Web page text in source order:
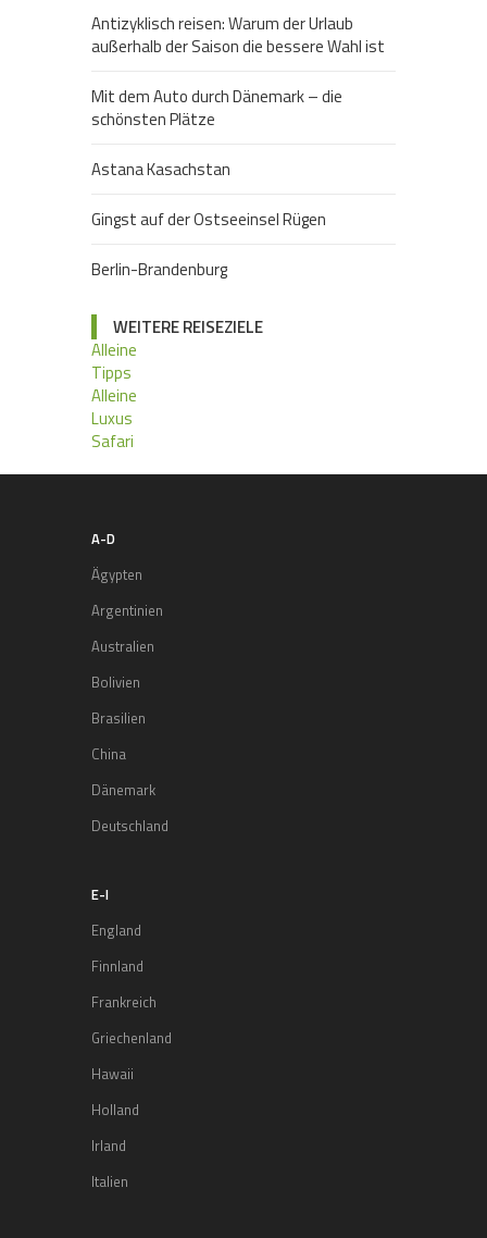
Antizyklisch reisen: Warum der Urlaub
außerhalb der Saison die bessere Wahl ist
Mit dem Auto durch Dänemark – die
schönsten Plätze
Astana Kasachstan
Gingst auf der Ostseeinsel Rügen
Berlin-Brandenburg
WEITERE REISEZIELE
Alleine
Tipps
Alleine
Luxus
Safari
A-D
Ägypten
Argentinien
Australien
Bolivien
Brasilien
China
Dänemark
Deutschland
E-I
England
Finnland
Frankreich
Griechenland
Hawaii
Holland
Irland
Italien